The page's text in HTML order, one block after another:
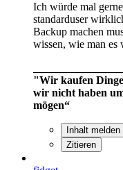
Ich würde mal
standarduser
Backup machen
wissen, wie man es
"Wir kaufen
wir nicht haben
mögen“
Inhalt melden
Zitieren